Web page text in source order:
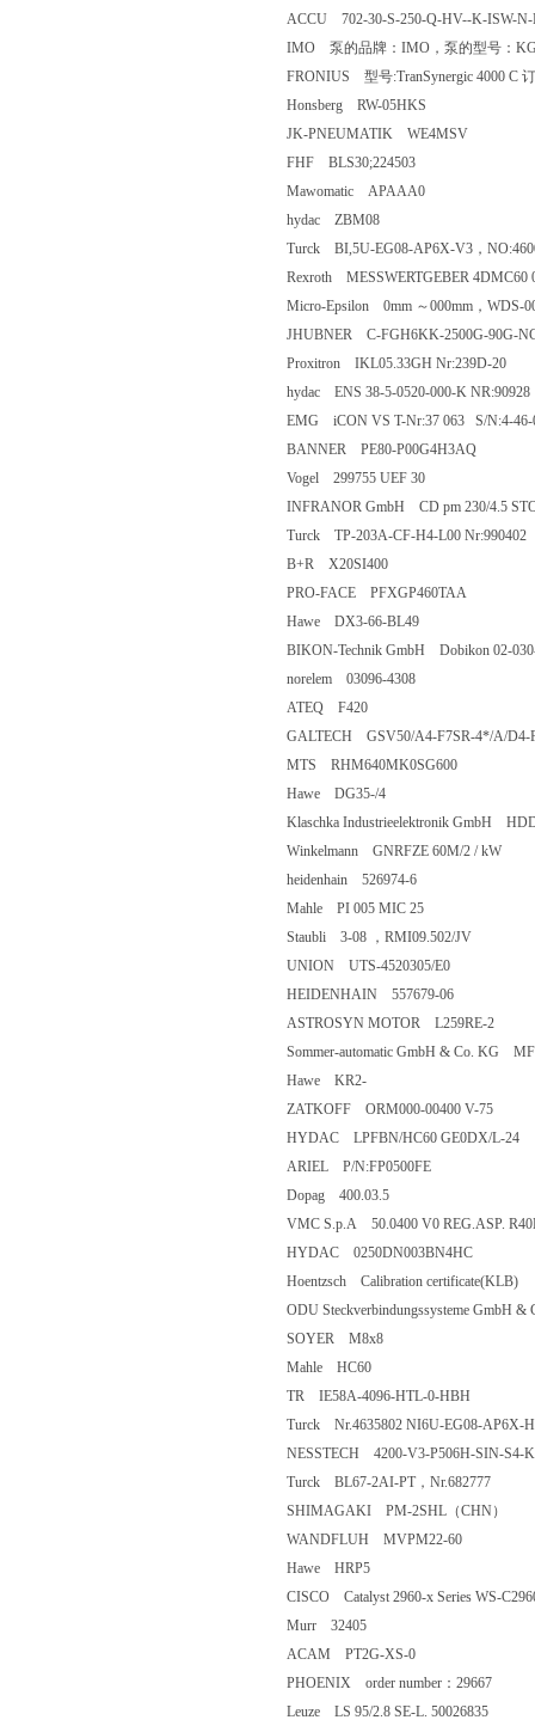
ACCU 702-30-S-250-Q-HV--K-ISW-N-
IMO 泵的品牌：IMO，泵的型号：
FRONIUS 型号:TranSynergic 4000 C
Honsberg RW-05HKS
JK-PNEUMATIK WE4MSV
FHF BLS30;224503
Mawomatic APAAA0
hydac ZBM08
Turck BI,5U-EG08-AP6X-V3，
Rexroth MESSWERTGEBER 4DMC60
Micro-Epsilon 0mm ～000mm，WDS-
JHUBNER C-FGH6KK-2500G-90G-
Proxitron IKL05.33GH Nr:239D-20
hydac ENS 38-5-0520-000-K NR:90928
EMG iCON VS T-Nr:37 063 S/N:4-46-
BANNER PE80-P00G4H3AQ
Vogel 299755 UEF 30
INFRANOR GmbH CD pm 230/4.5
Turck TP-203A-CF-H4-L00 Nr:990402
B+R X20SI400
PRO-FACE PFXGP460TAA
Hawe DX3-66-BL49
BIKON-Technik GmbH Dobikon 02-
norelem 03096-4308
ATEQ F420
GALTECH GSV50/A4-F7SR-4*/A/D4-
MTS RHM640MK0SG600
Hawe DG35-/4
Klaschka Industrieelektronik GmbH
Winkelmann GNRFZE 60M/2 / kW
heidenhain 526974-6
Mahle PI 005 MIC 25
Staubli 3-08 ，RMI09.502/JV
UNION UTS-4520305/E0
HEIDENHAIN 557679-06
ASTROSYN MOTOR L259RE-2
Sommer-automatic GmbH & Co. KG
Hawe KR2-
ZATKOFF ORM000-00400 V-75
HYDAC LPFBN/HC60 GE0DX/L-24
ARIEL P/N:FP0500FE
Dopag 400.03.5
VMC S.p.A 50.0400 V0 REG.ASP.
HYDAC 0250DN003BN4HC
Hoentzsch Calibration certificate(KLB)
ODU Steckverbindungssysteme GmbH
SOYER M8x8
Mahle HC60
TR IE58A-4096-HTL-0-HBH
Turck Nr.4635802 NI6U-EG08-AP6X-
NESSTECH 4200-V3-P506H-SIN-S4-
Turck BL67-2AI-PT，Nr.682777
SHIMAGAKI PM-2SHL（CHN）
WANDFLUH MVPM22-60
Hawe HRP5
CISCO Catalyst 2960-x Series WS-
Murr 32405
ACAM PT2G-XS-0
PHOENIX order number：29667
Leuze LS 95/2.8 SE-L. 50026835